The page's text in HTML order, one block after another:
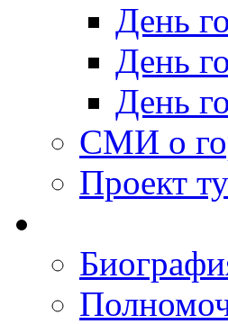
День
День
День
СМИ о
Проект